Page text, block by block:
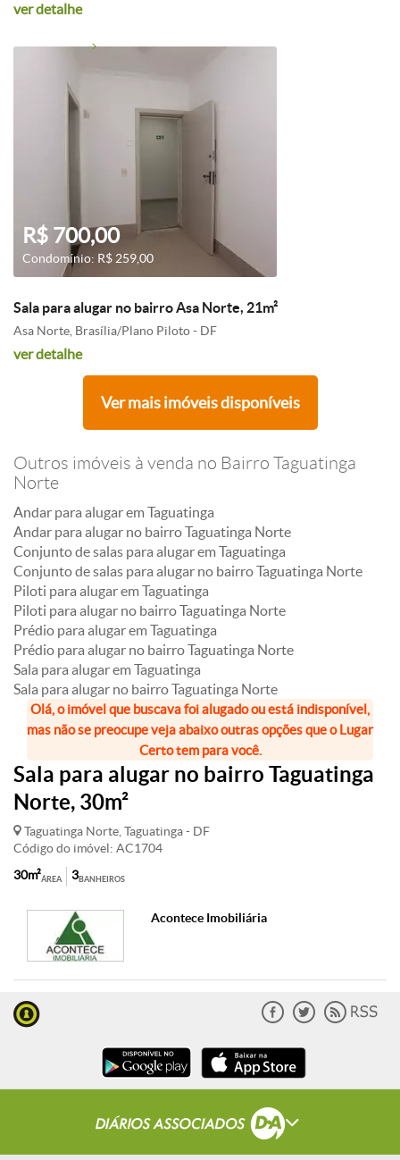
ver detalhe
R$ 700,00
Condomínio: R$ 259,00
Sala para alugar no bairro Asa Norte, 21m²
Asa Norte, Brasília/Plano Piloto - DF
ver detalhe
Ver mais imóveis disponíveis
Outros imóveis à venda no Bairro Taguatinga
Norte
Andar para alugar em Taguatinga
Andar para alugar no bairro Taguatinga Norte
Conjunto de salas para alugar em Taguatinga
Conjunto de salas para alugar no bairro Taguatinga Norte
Piloti para alugar em Taguatinga
Piloti para alugar no bairro Taguatinga Norte
Prédio para alugar em Taguatinga
Prédio para alugar no bairro Taguatinga Norte
Sala para alugar em Taguatinga
Sala para alugar no bairro Taguatinga Norte
Olá, o imóvel que buscava foi alugado ou está indisponível,
mas não se preocupe veja abaixo outras opções que o Lugar
Certo tem para você.
Sala para alugar no bairro Taguatinga
Norte, 30m²
Taguatinga Norte, Taguatinga - DF
Código do imóvel: AC1704
ÁREA
30m² BANHEIROS
3
Acontece Imobiliária